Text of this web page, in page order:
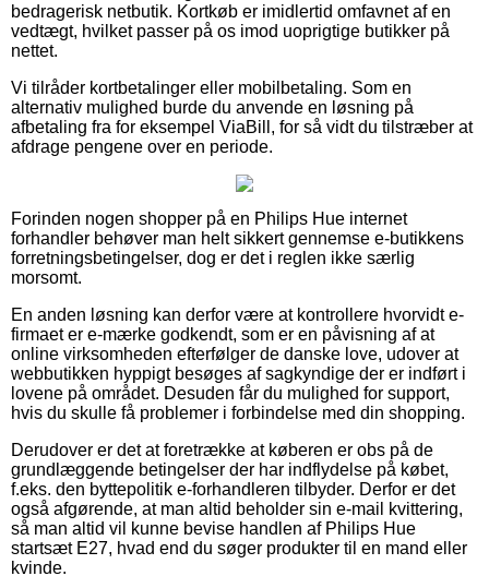
bedragerisk netbutik. Kortkøb er imidlertid omfavnet af en
vedtægt, hvilket passer på os imod uoprigtige butikker på
nettet.
Vi tilråder kortbetalinger eller mobilbetaling. Som en
alternativ mulighed burde du anvende en løsning på
afbetaling fra for eksempel ViaBill, for så vidt du tilstræber at
afdrage pengene over en periode.
Forinden nogen shopper på en Philips Hue internet
forhandler behøver man helt sikkert gennemse e-butikkens
forretningsbetingelser, dog er det i reglen ikke særlig
morsomt.
En anden løsning kan derfor være at kontrollere hvorvidt e-
firmaet er e-mærke godkendt, som er en påvisning af at
online virksomheden efterfølger de danske love, udover at
webbutikken hyppigt besøges af sagkyndige der er indført i
lovene på området. Desuden får du mulighed for support,
hvis du skulle få problemer i forbindelse med din shopping.
Derudover er det at foretrække at køberen er obs på de
grundlæggende betingelser der har indflydelse på købet,
f.eks. den byttepolitik e-forhandleren tilbyder. Derfor er det
også afgørende, at man altid beholder sin e-mail kvittering,
så man altid vil kunne bevise handlen af Philips Hue
startsæt E27, hvad end du søger produkter til en mand eller
kvinde.